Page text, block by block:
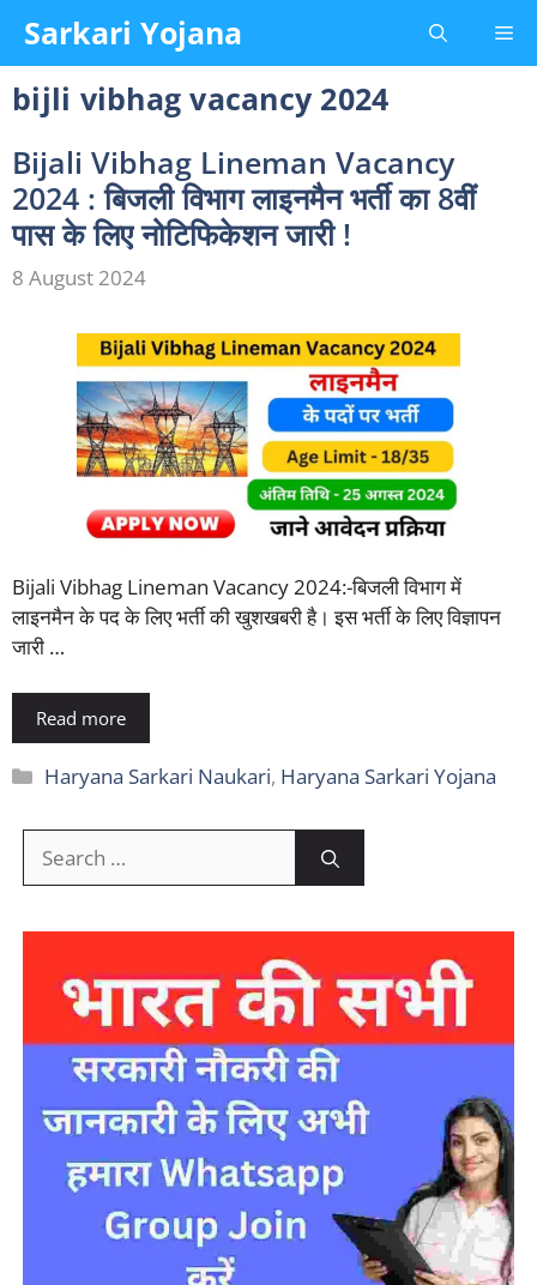
content
Sarkari Yojana
bijli vibhag vacancy 2024
Bijali Vibhag Lineman Vacancy
2024 : बिजली विभाग लाइनमैन भर्ती का 8वीं
पास के लिए नोटिफिकेशन जारी !
8 August 2024
Bijali Vibhag Lineman Vacancy 2024:-बिजली विभाग में
लाइनमैन के पद के लिए भर्ती की खुशखबरी है। इस भर्ती के लिए विज्ञापन
जारी …
Read more
Categories
Haryana Sarkari Naukari, Haryana Sarkari Yojana
for: